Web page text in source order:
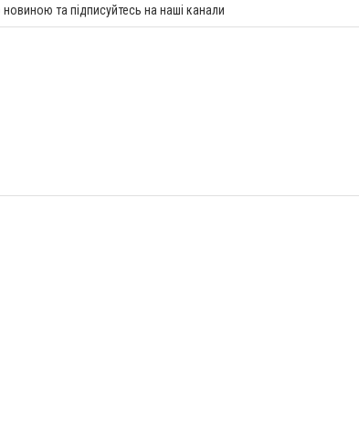
новиною та підписуйтесь на наші канали